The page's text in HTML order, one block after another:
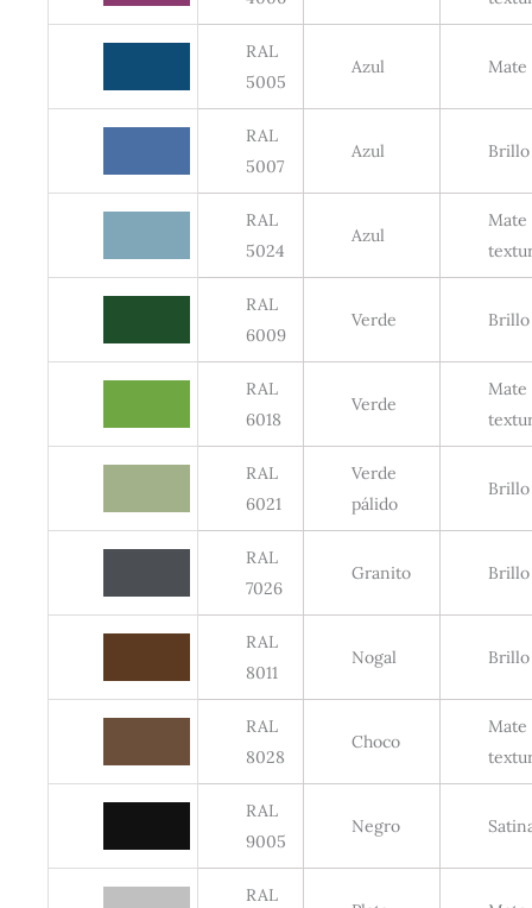
RAL
5005
Azul Mate
RAL
5007
Azul Brillo
RAL
5024
Azul
Mate
RAL
6009
Verde Brillo
RAL
6018
Verde
Mate
RAL
6021
Verde
pálido
Brillo
RAL
7026
Granito Brillo
RAL
8011
Nogal Brillo
RAL
8028
Choco
Mate
RAL
9005
Negro
RAL